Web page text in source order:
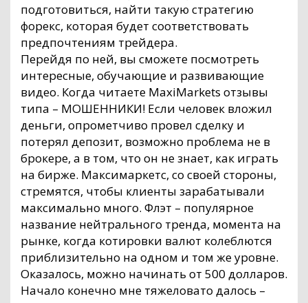
подготовиться, найти такую стратегию
форекс, которая будет соответствовать
предпочтениям трейдера.
Перейдя по ней, вы сможете посмотреть
интересные, обучающие и развивающие
видео. Когда читаете MaxiMarkets отзывы
типа – МОШЕННИКИ! Если человек вложил
деньги, опрометчиво провел сделку и
потерял депозит, возможно проблема не в
брокере, а в том, что он не знает, как играть
на бирже. Максимаркетс, со своей стороны,
стремятся, чтобы клиенты зарабатывали
максимально много. Флэт – популярное
название нейтрального тренда, момента на
рынке, когда котировки валют колеблются
приблизительно на одном и том же уровне.
Оказалось, можно начинать от 500 долларов.
Начало конечно мне тяжеловато далось –